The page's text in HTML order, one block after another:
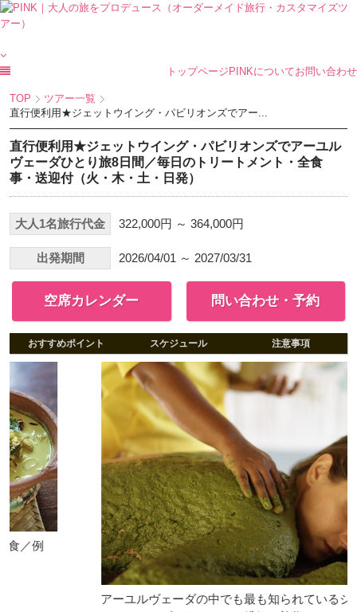
トップページ PINKについてお問い合わせ
TOP
ツアー一覧
直行便利用★ジェットウイング・パビリオンズでアー...
直行便利用★ジェットウイング・パビリオンズでアーユル
ヴェーダひとり旅8日間／毎日のトリートメント・全食
事・送迎付（火・木・土・日発）
大人1名旅行代金 322,000円 ～ 364,000円
出発期間 2026/04/01 ～ 2027/03/31
空席カレンダー 問い合わせ・予約
おすすめポイント スケジュール 注意事項
アーユルヴェーダの中でも最も知られているシロダーラ。